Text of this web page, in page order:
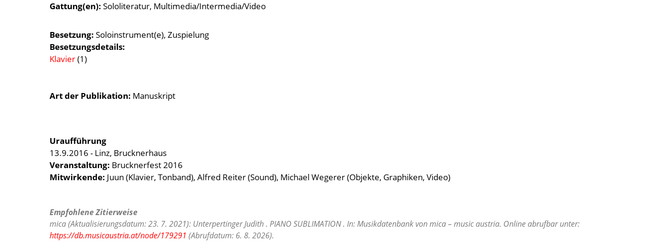
Gattung(en) Sololiteratur Multimedia/Intermedia/Video
Besetzung Soloinstrument(e) Zuspielung
Besetzungsdetails
Klavier(1)
Art der Publikation Manuskript
Uraufführung
13.9.2016 - Linz, Brucknerhaus
Veranstaltung: Brucknerfest 2016
Mitwirkende: Juun (Klavier, Tonband), Alfred Reiter (Sound), Michael Wegerer (Objekte, Graphiken, Video)
Empfohlene Zitierweise
mica (Aktualisierungsdatum: 23. 7. 2021): Unterpertinger Judith . PIANO SUBLIMATION . In: Musikdatenbank von mica – music austria. Online abrufbar unter:
https://db.musicaustria.at/node/179291 (Abrufdatum: 6. 8. 2026).